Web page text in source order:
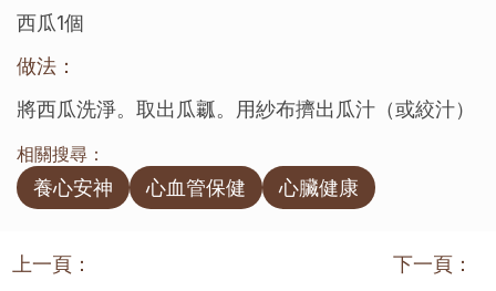
西瓜1個
做法：
將西瓜洗淨。取出瓜瓤。用紗布擠出瓜汁（或絞汁）
相關搜尋：
養心安神 心血管保健 心臟健康
上一頁：
下一頁：